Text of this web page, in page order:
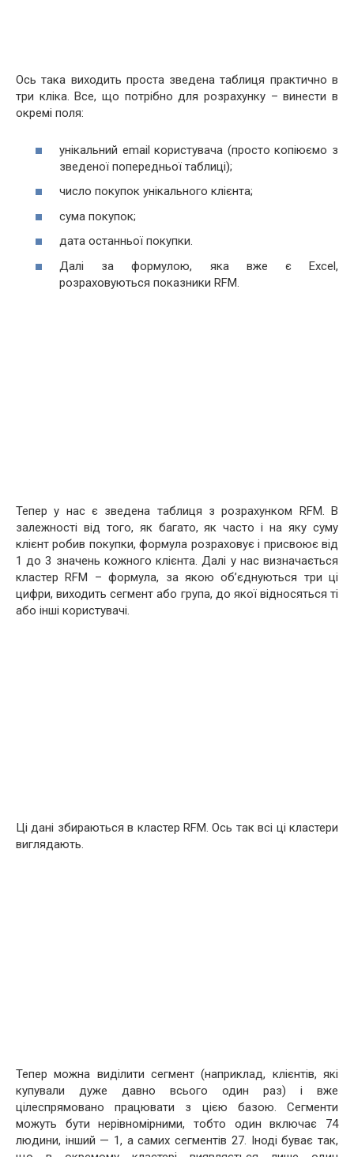
Ось така виходить проста зведена таблиця практично в
три кліка. Все, що потрібно для розрахунку – винести в
окремі поля:
унікальний email користувача (просто копіюємо з
зведеної попередньої таблиці);
число покупок унікального клієнта;
сума покупок;
дата останньої покупки.
Далі за формулою, яка вже є Eхсel,
розраховуються показники RFM.
Тепер у нас є зведена таблиця з розрахунком RFM. В
залежності від того, як багато, як часто і на яку суму
клієнт робив покупки, формула розраховує і присвоює від
1 до 3 значень кожного клієнта. Далі у нас визначається
кластер RFM – формула, за якою об’єднуються три ці
цифри, виходить сегмент або група, до якої відносяться ті
або інші користувачі.
Ці дані збираються в кластер RFM. Ось так всі ці кластери
виглядають.
Тепер можна виділити сегмент (наприклад, клієнтів, які
купували дуже давно всього один раз) і вже
цілеспрямовано працювати з цією базою. Сегменти
можуть бути нерівномірними, тобто один включає 74
людини, інший — 1, а самих сегментів 27. Іноді буває так,